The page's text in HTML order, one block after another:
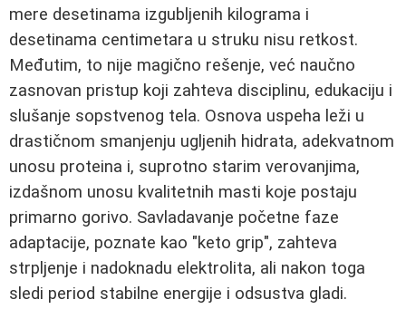
mere desetinama izgubljenih kilograma i
desetinama centimetara u struku nisu retkost.
Međutim, to nije magično rešenje, već naučno
zasnovan pristup koji zahteva disciplinu, edukaciju i
slušanje sopstvenog tela. Osnova uspeha leži u
drastičnom smanjenju ugljenih hidrata, adekvatnom
unosu proteina i, suprotno starim verovanjima,
izdašnom unosu kvalitetnih masti koje postaju
primarno gorivo. Savladavanje početne faze
adaptacije, poznate kao "keto grip", zahteva
strpljenje i nadoknadu elektrolita, ali nakon toga
sledi period stabilne energije i odsustva gladi.